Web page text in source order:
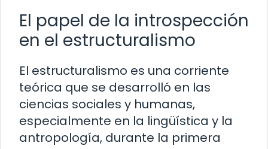
El papel de la introspección
en el estructuralismo
El estructuralismo es una corriente
teórica que se desarrolló en las
ciencias sociales y humanas,
especialmente en la lingüística y la
antropología, durante la primera